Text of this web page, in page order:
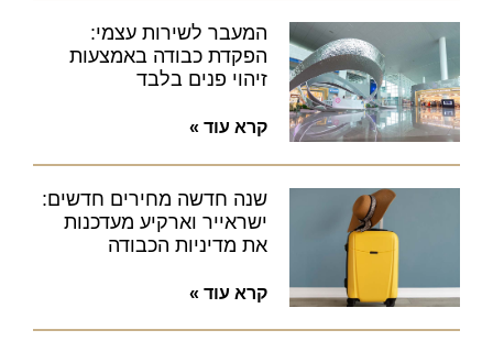
המעבר לשירות עצמי:
הפקדת כבודה באמצעות
זיהוי פנים בלבד
קרא עוד »
שנה חדשה מחירים חדשים:
ישראייר וארקיע מעדכנות
את מדיניות הכבודה
קרא עוד »